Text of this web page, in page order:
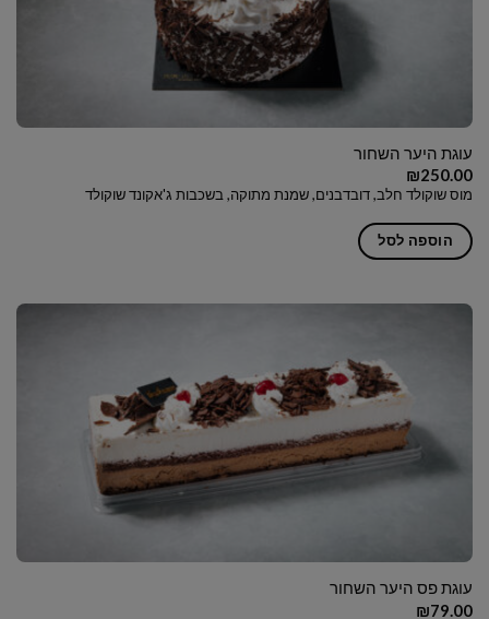
עוגת היער השחור
₪250.00
מוס שוקולד חלב, דובדבנים, שמנת מתוקה, בשכבות ג'אקונד שוקולד
הוספה לסל
עוגת פס היער השחור
₪79.00